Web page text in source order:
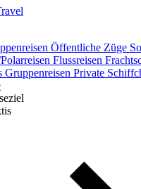
Öffentliche Züge
Flussreisen
Gruppenreisen Private